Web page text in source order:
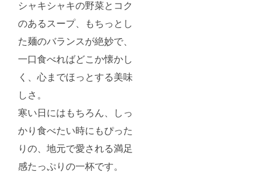
シャキシャキの野菜とコク
のあるスープ、もちっとし
た麺のバランスが絶妙で、
一口食べればどこか懐かし
く、心までほっとする美味
しさ。
寒い日にはもちろん、しっ
かり食べたい時にもぴった
りの、地元で愛される満足
感たっぷりの一杯です。